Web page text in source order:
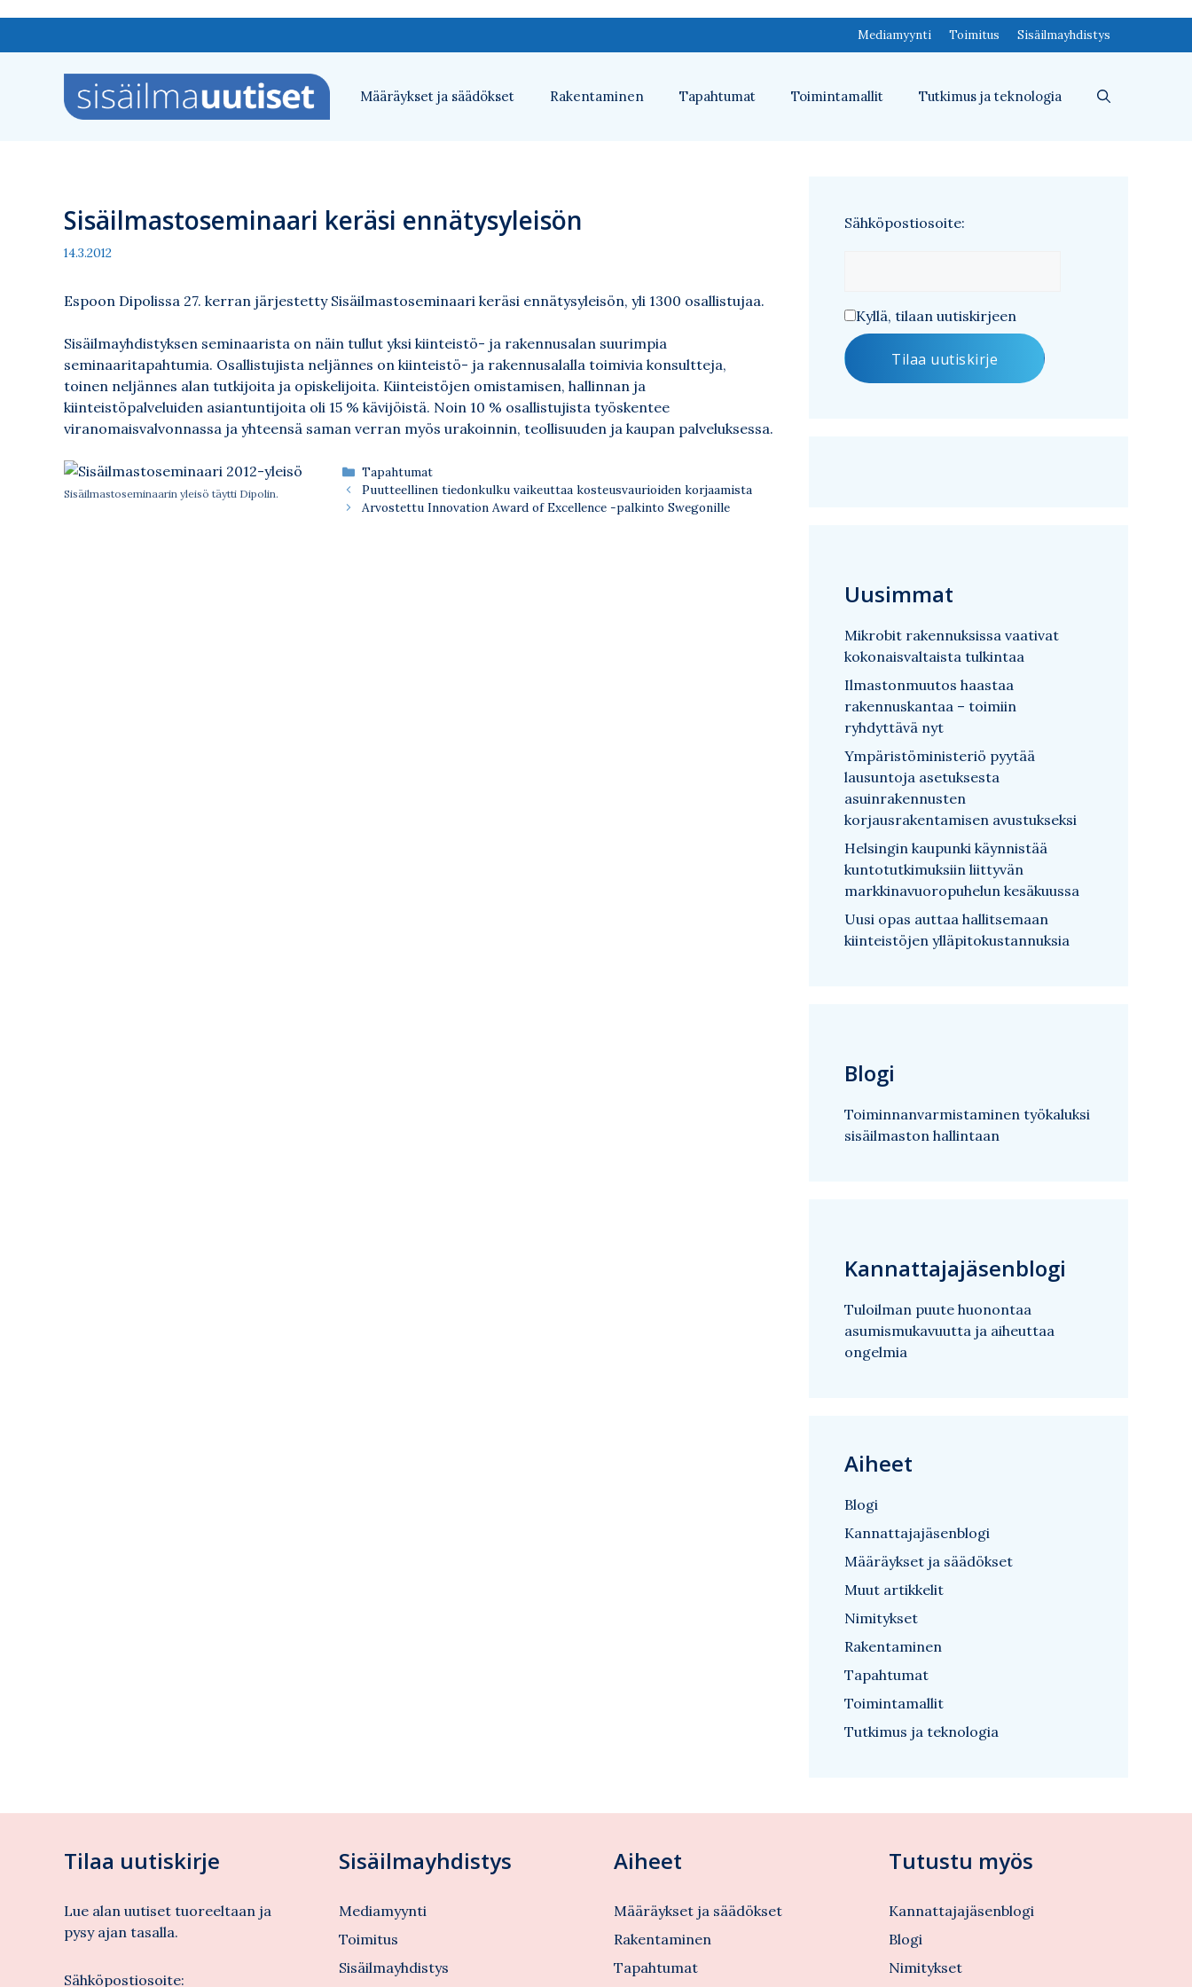
sisältöön
Mediamyynti Toimitus Sisäilmayhdistys
Määräykset ja säädökset Rakentaminen Tapahtumat Toimintamallit Tutkimus ja teknologia
Sisäilmastoseminaari keräsi ennätysyleisön
14.3.2012
Espoon Dipolissa 27. kerran järjestetty Sisäilmastoseminaari keräsi ennätysyleisön, yli 1300 osallistujaa.
Sisäilmayhdistyksen seminaarista on näin tullut yksi kiinteistö- ja rakennusalan suurimpia
seminaaritapahtumia. Osallistujista neljännes on kiinteistö- ja rakennusalalla toimivia konsultteja,
toinen neljännes alan tutkijoita ja opiskelijoita. Kiinteistöjen omistamisen, hallinnan ja
kiinteistöpalveluiden asiantuntijoita oli 15 % kävijöistä. Noin 10 % osallistujista työskentee
viranomaisvalvonnassa ja yhteensä saman verran myös urakoinnin, teollisuuden ja kaupan palveluksessa.
Sisäilmastoseminaarin yleisö täytti Dipolin.
Kategoriat
Tapahtumat
Puutteellinen tiedonkulku vaikeuttaa kosteusvaurioiden korjaamista
Arvostettu Innovation Award of Excellence -palkinto Swegonille
Sähköpostiosoite:
Kyllä, tilaan uutiskirjeen
Uusimmat
Mikrobit rakennuksissa vaativat
kokonaisvaltaista tulkintaa
Ilmastonmuutos haastaa
rakennuskantaa – toimiin
ryhdyttävä nyt
Ympäristöministeriö pyytää
lausuntoja asetuksesta
asuinrakennusten
korjausrakentamisen avustukseksi
Helsingin kaupunki käynnistää
kuntotutkimuksiin liittyvän
markkinavuoropuhelun kesäkuussa
Uusi opas auttaa hallitsemaan
kiinteistöjen ylläpitokustannuksia
Blogi
Toiminnanvarmistaminen työkaluksi
sisäilmaston hallintaan
Kannattajajäsenblogi
Tuloilman puute huonontaa
asumismukavuutta ja aiheuttaa
ongelmia
Aiheet
Blogi
Kannattajajäsenblogi
Määräykset ja säädökset
Muut artikkelit
Nimitykset
Rakentaminen
Tapahtumat
Toimintamallit
Tutkimus ja teknologia
Tilaa uutiskirje
Lue alan uutiset tuoreeltaan ja
pysy ajan tasalla.
Sähköpostiosoite:
Sisäilmayhdistys
Mediamyynti
Toimitus
Sisäilmayhdistys
Aiheet
Määräykset ja säädökset
Rakentaminen
Tapahtumat
Tutustu myös
Kannattajajäsenblogi
Blogi
Nimitykset